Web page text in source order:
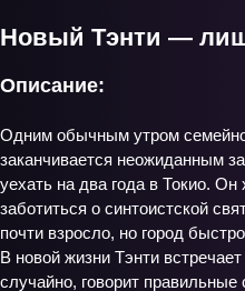
Новый Тэнти —
Описание:
Одним обычным утром
заканчивается неожиданным
уехать на два года в Токио. Он
заботиться о синтоистской
почти взросло, но город
В новой жизни Тэнти
случайно, говорит правильные